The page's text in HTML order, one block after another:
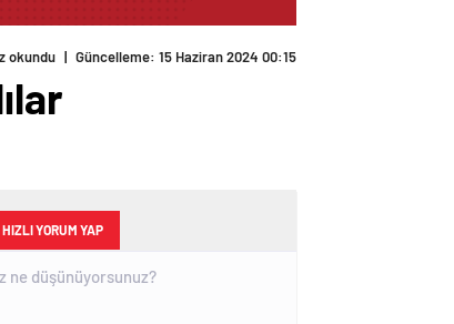
okundu | Güncelleme: 15 Haziran 2024 00:15
HIZLI YORUM YAP